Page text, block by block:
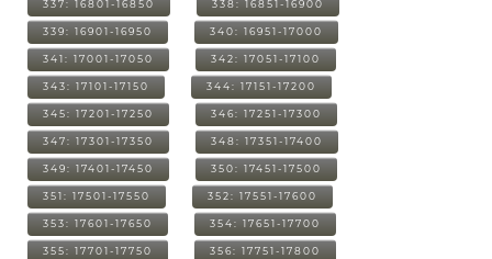
337: 16801-16850 338: 16851-16900
339: 16901-16950 340: 16951-17000
341: 17001-17050 342: 17051-17100
343: 17101-17150 344: 17151-17200
345: 17201-17250 346: 17251-17300
347: 17301-17350 348: 17351-17400
349: 17401-17450 350: 17451-17500
351: 17501-17550 352: 17551-17600
353: 17601-17650 354: 17651-17700
355: 17701-17750 356: 17751-17800